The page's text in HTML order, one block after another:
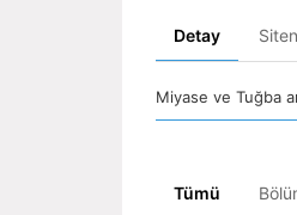
Detay
Miyase ve Tuğba
Tümü